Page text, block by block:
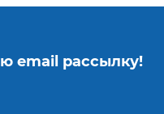
email рассылку!